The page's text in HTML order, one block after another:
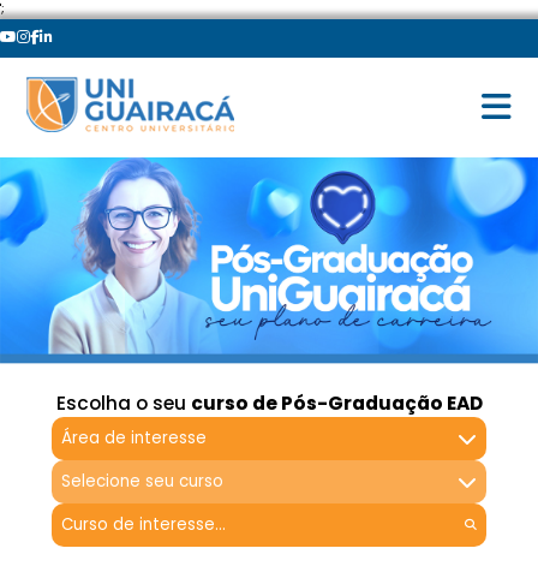
';
Escolha o seu curso de Pós-Graduação EAD
Área de interesse
Selecione seu curso